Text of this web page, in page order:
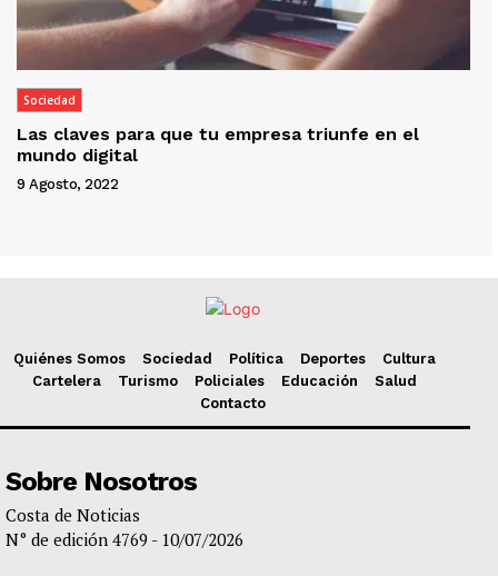
Sociedad
Las claves para que tu empresa triunfe en el
mundo digital
9 Agosto, 2022
Quiénes Somos Sociedad Política Deportes
Cultura
Cartelera
Turismo Policiales Educación
Salud
Contacto
Sobre Nosotros
Costa de Noticias
N° de edición 4769 - 10/07/2026